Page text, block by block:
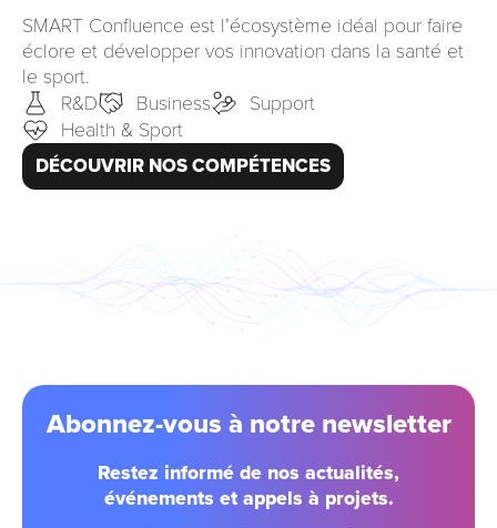
SMART Confluence est l’écosystème idéal pour faire
éclore et développer vos innovation dans la santé et
le sport.
R&D
Business
Support
Health & Sport
DÉCOUVRIR NOS COMPÉTENCES
Abonnez-vous à notre newsletter
Restez informé de nos actualités,
événements et appels à projets.